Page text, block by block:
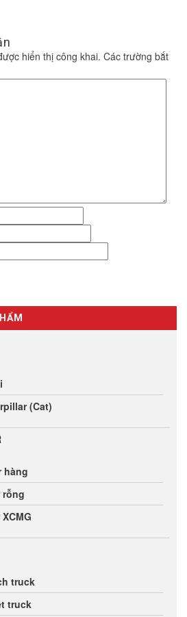
hiển thị công khai. Các trường bắt
(Cat)
hàng
rỗng
truck
truck